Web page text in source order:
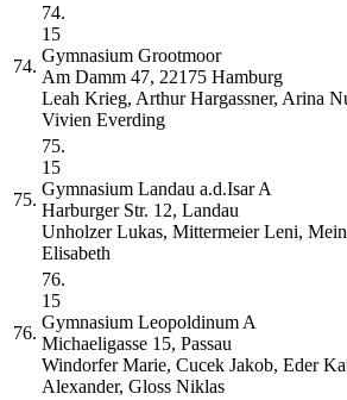
74.
74.
15
Gymnasium Grootmoor
Am Damm 47, 22175 Hamburg
Leah Krieg, Arthur Hargassner, Arina
Vivien Everding
75.
75.
15
Gymnasium Landau a.d.IsarA
Harburger Str. 12, Landau
Unholzer Lukas, Mittermeier Leni,
Elisabeth
76.
76.
15
Gymnasium Leopoldinum A
Michaeligasse 15, Passau
Windorfer Marie, Cucek Jakob, Eder
Alexander, Gloss Niklas